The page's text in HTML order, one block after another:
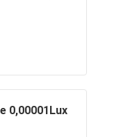
0,00001Lux